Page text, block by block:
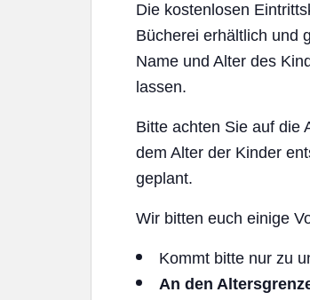
Die kostenlosen
Bücherei erhältlich und
Name und Alter des
lassen.
Bitte achten Sie auf die
dem Alter der Kinder
geplant.
Wir bitten euch einige
Kommt bitte nur zu
An den